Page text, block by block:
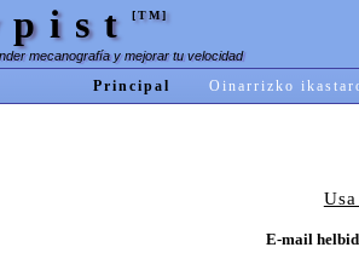
[TM]
mecanografía y mejorar tu velocidad
Principal Oinarrizko
E-mail